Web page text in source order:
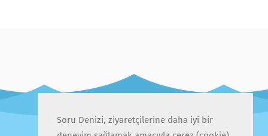
Soru Denizi, ziyaretçilerine daha iyi bir